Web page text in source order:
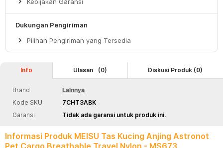
Dukungan Pengiriman
keyboard_arrow_right Pilihan Pengiriman yang Tersedia
Info Ulasan (0) Diskusi Produk (0)
Brand
Lainnya
Kode SKU
7CHT3ABK
Garansi
Tidak ada garansi untuk produk ini.
Informasi Produk MEISU Tas Kucing Anjing Astronot
Pet Cargo Breathable Travel Nylon - MS673